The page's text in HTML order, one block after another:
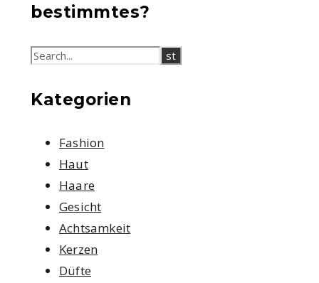
bestimmtes?
Kategorien
Fashion
Haut
Haare
Gesicht
Achtsamkeit
Kerzen
Düfte